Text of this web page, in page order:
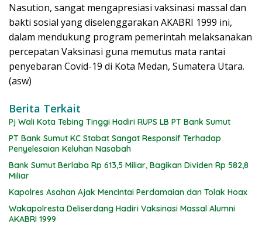
Nasution, sangat mengapresiasi vaksinasi massal dan
bakti sosial yang diselenggarakan AKABRI 1999 ini,
dalam mendukung program pemerintah melaksanakan
percepatan Vaksinasi guna memutus mata rantai
penyebaran Covid-19 di Kota Medan, Sumatera Utara.
(asw)
Berita Terkait
Pj Wali Kota Tebing Tinggi Hadiri RUPS LB PT Bank Sumut
PT Bank Sumut KC Stabat Sangat Responsif Terhadap
Penyelesaian Keluhan Nasabah
Bank Sumut Berlaba Rp 613,5 Miliar, Bagikan Dividen Rp 582,8
Miliar
Kapolres Asahan Ajak Mencintai Perdamaian dan Tolak Hoax
Wakapolresta Deliserdang Hadiri Vaksinasi Massal Alumni
AKABRI 1999